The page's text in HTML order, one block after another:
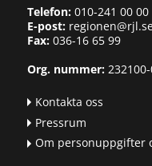
Telefon:010-241 00 00
E-post:
Fax: 036-16 65 99
Org. nummer:232100-
Kontakta oss
Pressrum
Om personuppgifter